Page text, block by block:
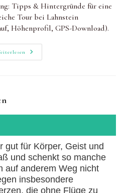
Tipps & Hintergründe für eine
Tour bei Lahnstein
Höhenprofil, GPS-Download).
Ruppertsklamm:
Wander-
gut für Körper, Geist und
und schenkt so manche
auf anderem Weg nicht
insbesondere
die ohne Flüge zu